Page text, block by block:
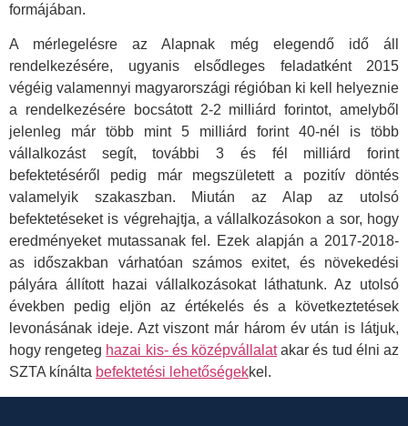
formájában.
A mérlegelésre az Alapnak még elegendő idő áll
rendelkezésére, ugyanis elsődleges feladatként 2015
végéig valamennyi magyarországi régióban ki kell helyeznie
a rendelkezésére bocsátott 2-2 milliárd forintot, amelyből
jelenleg már több mint 5 milliárd forint 40-nél is több
vállalkozást segít, további 3 és fél milliárd forint
befektetéséről pedig már megszületett a pozitív döntés
valamelyik szakaszban. Miután az Alap az utolsó
befektetéseket is végrehajtja, a vállalkozásokon a sor, hogy
eredményeket mutassanak fel. Ezek alapján a 2017-2018-
as időszakban várhatóan számos exitet, és növekedési
pályára állított hazai vállalkozásokat láthatunk. Az utolsó
években pedig eljön az értékelés és a következtetések
levonásának ideje. Azt viszont már három év után is látjuk,
hogy rengeteg hazai kis- és középvállalatakar és tud élni az
SZTA kínálta befektetési lehetőségekkel.